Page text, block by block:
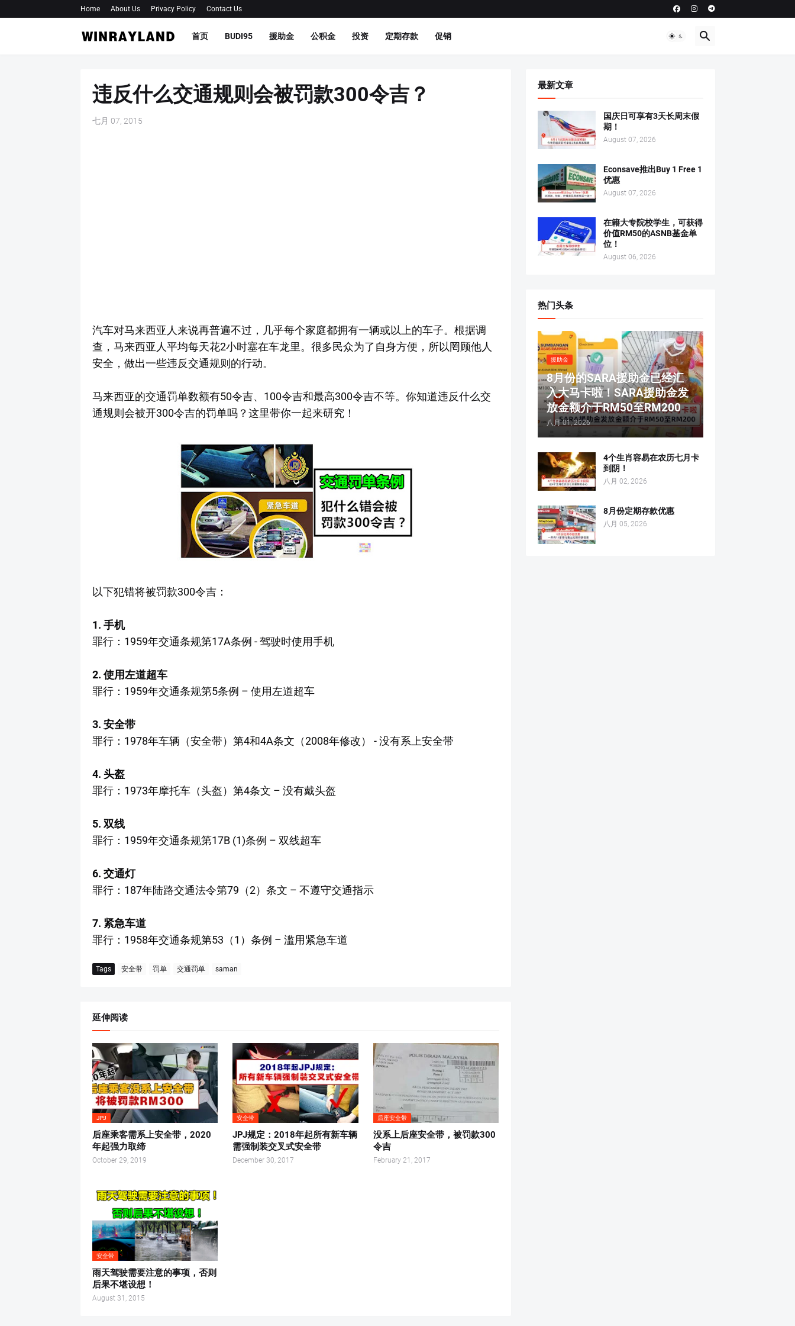
Home About Us Privacy Policy Contact Us
首页 BUDI95 援助金 公积金 投资 定期存款 促销
违反什么交通规则会被罚款300令吉？
七月 07, 2015
汽车对马来西亚人来说再普遍不过，几乎每个家庭都拥有一辆或以上的车子。根据调
查，马来西亚人平均每天花2小时塞在车龙里。很多民众为了自身方便，所以罔顾他人
安全，做出一些违反交通规则的行动。
马来西亚的交通罚单数额有50令吉、100令吉和最高300令吉不等。你知道违反什么交
通规则会被开300令吉的罚单吗？这里带你一起来研究！
以下犯错将被罚款300令吉：
1. 手机
罪行：1959年交通条规第17A条例 - 驾驶时使用手机
2. 使用左道超车
罪行：1959年交通条规第5条例 – 使用左道超车
3. 安全带
罪行：1978年车辆（安全带）第4和4A条文（2008年修改） - 没有系上安全带
4. 头盔
罪行：1973年摩托车（头盔）第4条文 – 没有戴头盔
5. 双线
罪行：1959年交通条规第17B (1)条例 – 双线超车
6. 交通灯
罪行：187年陆路交通法令第79（2）条文 – 不遵守交通指示
7. 紧急车道
罪行：1958年交通条规第53（1）条例 – 滥用紧急车道
Tags 安全带 罚单 交通罚单 saman
延伸阅读
JPJ
后座乘客需系上安全带，2020
年起强力取缔
October 29, 2019
安全带
JPJ规定：2018年起所有新车辆
需强制装交叉式安全带
December 30, 2017
后座安全带
没系上后座安全带，被罚款300
令吉
February 21, 2017
安全带
雨天驾驶需要注意的事项，否则
后果不堪设想！
August 31, 2015
最新文章
国庆日可享有3天长周末假
期！
August 07, 2026
Econsave推出Buy 1 Free 1
优惠
August 07, 2026
在籍大专院校学生，可获得
价值RM50的ASNB基金单
位！
August 06, 2026
热门头条
援助金
8月份的SARA援助金已经汇
入大马卡啦！SARA援助金发
放金额介于RM50至RM200
八月 01, 2026
4个生肖容易在农历七月卡
到阴！
八月 02, 2026
8月份定期存款优惠
八月 05, 2026